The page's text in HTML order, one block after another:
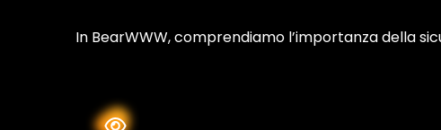
In BearWWW, comprendiamo l’importanza della